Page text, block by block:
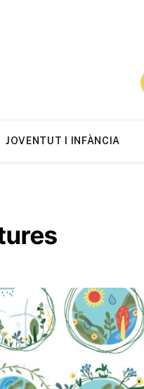
JOVENTUT I INFÀNCIA